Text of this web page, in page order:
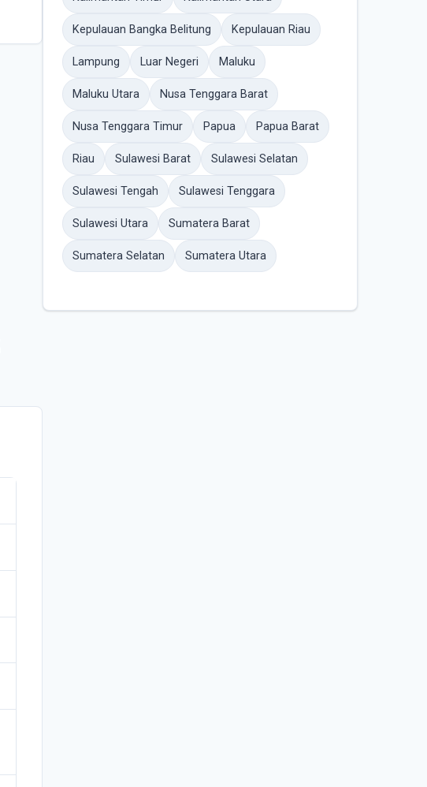
Kepulauan Bangka Belitung Kepulauan Riau
Lampung Luar Negeri Maluku
Maluku Utara Nusa Tenggara Barat
Nusa Tenggara Timur Papua Papua Barat
Riau Sulawesi Barat Sulawesi Selatan
Sulawesi Tengah Sulawesi Tenggara
Sulawesi Utara Sumatera Barat
Sumatera Selatan Sumatera Utara